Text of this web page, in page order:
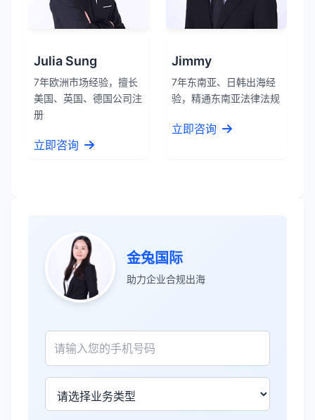
Julia Sung
7年欧洲市场经验，擅长
美国、英国、德国公司注
册
立即咨询
Jimmy
7年东南亚、日韩出海经
验，精通东南亚法律法规
立即咨询
金兔国际
助力企业合规出海
张先生
服务专业高效，一周就完成了泰国公司注
册！
James Wilson